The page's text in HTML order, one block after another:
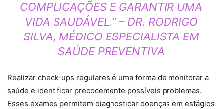
COMPLICAÇÕES E GARANTIR UMA
VIDA SAUDÁVEL.” – DR. RODRIGO
SILVA, MÉDICO ESPECIALISTA EM
SAÚDE PREVENTIVA
Realizar check-ups regulares é uma forma de monitorar a
saúde e identificar precocemente possíveis problemas.
Esses exames permitem diagnosticar doenças em estágios